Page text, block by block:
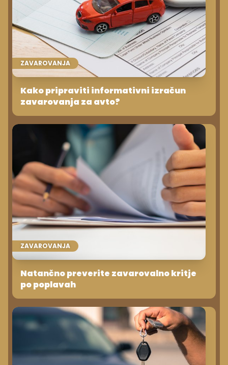
ZAVAROVANJA
Kako pripraviti informativni izračun
zavarovanja za avto?
ZAVAROVANJA
Natančno preverite zavarovalno kritje
po poplavah